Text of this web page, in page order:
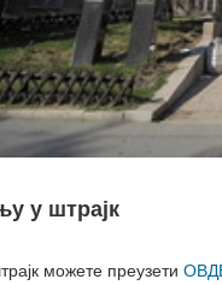
у штрајк
можете преузети